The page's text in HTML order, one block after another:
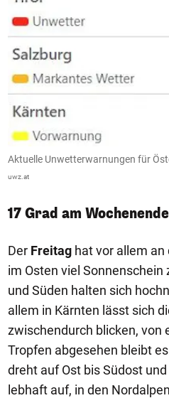
Aktuelle Unwetterwarnungen für
uwz.at
17 Grad am Wochenende
Der Freitag hat vor allem
im Osten viel
und Süden halten sich
allem in Kärnten lässt sich
zwischendurch blicken, von
Tropfen abgesehen bleibt
dreht auf Ost bis Südost
lebhaft auf, in den